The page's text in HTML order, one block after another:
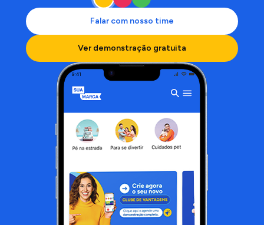
Falar com nosso time
Ver demonstração gratuita